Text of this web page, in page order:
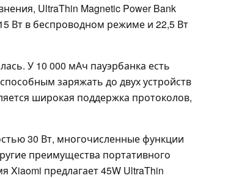
UltraThin Magnetic Power Bank
Вт в беспроводном режиме и 22,5 Вт
У 10 000 мАч пауэрбанка есть
заряжать до двух устройств
широкая поддержка протоколов,
30 Вт, многочисленные функции
преимущества портативного
Xiaomi предлагает 45W UltraThin